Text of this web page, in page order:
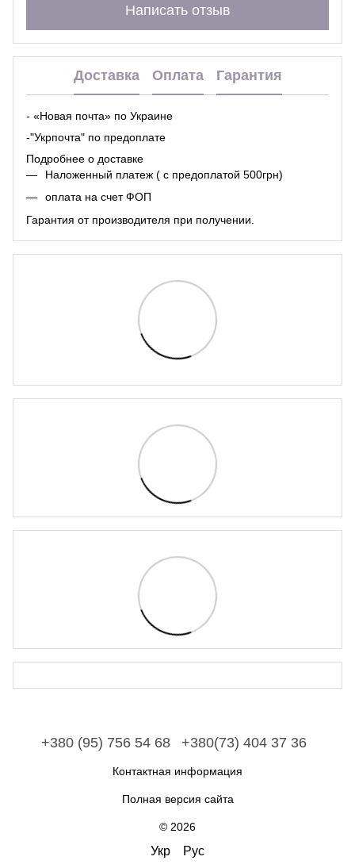
Написать отзыв
Доставка Оплата Гарантия
- «Новая почта» по Украине
-"Укрпочта" по предоплате
Подробнее о доставке
Наложенный платеж ( с предоплатой 500грн)
оплата на счет ФОП
Гарантия от производителя при получении.
+380 (95) 756 54 68 +380(73) 404 37 36
Контактная информация
Полная версия сайта
© 2026
Укр Рус